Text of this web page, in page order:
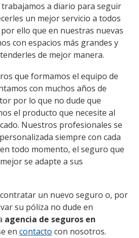
trabajamos a diario para seguir
un mejor servicio a todos
ello que en nuestras nuevas
con espacios más grandes y
de mejor manera.
que formamos el equipo de
con muchos años de
por lo que no dude que
el producto que necesite al
Nuestros profesionales se
siempre con cada
todo momento, el seguro que
se adapte a sus
un nuevo seguro o, por
su póliza no dude en
agencia de seguros en
en contacto con nosotros.